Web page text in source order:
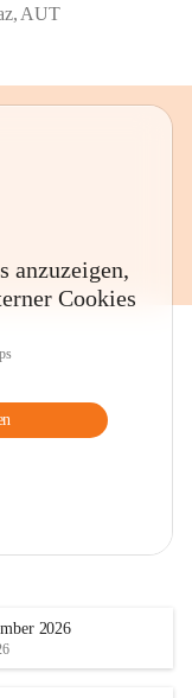
AUT
anzuzeigen,
Cookies
2026